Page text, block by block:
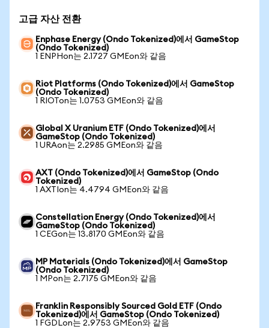
고급 자산 전환
Enphase Energy (Ondo Tokenized)에서 GameStop
(Ondo Tokenized)
1 ENPHon는 2.1727 GMEon와 같음
Riot Platforms (Ondo Tokenized)에서 GameStop
(Ondo Tokenized)
1 RIOTon는 1.0753 GMEon와 같음
Global X Uranium ETF (Ondo Tokenized)에서
GameStop (Ondo Tokenized)
1 URAon는 2.2985 GMEon와 같음
AXT (Ondo Tokenized)에서 GameStop (Ondo
Tokenized)
1 AXTIon는 4.4794 GMEon와 같음
Constellation Energy (Ondo Tokenized)에서
GameStop (Ondo Tokenized)
1 CEGon는 13.8170 GMEon와 같음
MP Materials (Ondo Tokenized)에서 GameStop
(Ondo Tokenized)
1 MPon는 2.7175 GMEon와 같음
Franklin Responsibly Sourced Gold ETF (Ondo
Tokenized)에서 GameStop (Ondo Tokenized)
1 FGDLon는 2.9753 GMEon와 같음